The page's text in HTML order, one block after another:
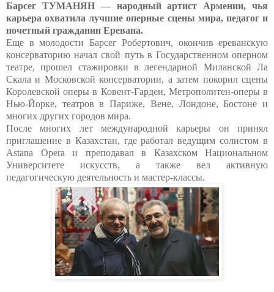
Барсег ТУМАНЯН — народный артист Армении, чья
карьера охватила лучшие оперные сцены мира, педагог и
почетный гражданин Еревана.
Еще в молодости Барсег Робертович, окончив ереванскую
консерваторию начал свой путь в Государственном оперном
театре, прошел стажировки в легендарной Миланской Ла
Скала и Московской консерватории, а затем покорил сцены
Королевской оперы в Ковент-Гарден, Метрополитен-оперы в
Нью-Йорке, театров в Париже, Вене, Лондоне, Бостоне и
многих других городов мира.
После многих лет международной карьеры он принял
приглашение в Казахстан, где работал ведущим солистом в
Astana
Opera и преподавал в Казахском Национальном
Университете искусств, а также вел активную
педагогическую деятельность и мастер-классы.